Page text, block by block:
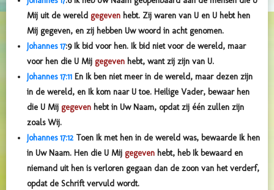
Mij uit de wereld gegeven hebt. Zij waren van U en U hebt hen
Mij gegeven, en zij hebben Uw woord in acht genomen.
Johannes 17:9 Ik bid voor hen. Ik bid niet voor de wereld, maar
voor hen die U Mij gegeven hebt, want zij zijn van U.
Johannes 17:11 En Ik ben niet meer in de wereld, maar dezen zijn
in de wereld, en Ik kom naar U toe. Heilige Vader, bewaar hen
die U Mij gegeven hebt in Uw Naam, opdat zij één zullen zijn
zoals Wij.
Johannes 17:12 Toen Ik met hen in de wereld was, bewaarde Ik hen
in Uw Naam. Hen die U Mij gegeven hebt, heb Ik bewaard en
niemand uit hen is verloren gegaan dan de zoon van het verderf,
opdat de Schrift vervuld wordt.